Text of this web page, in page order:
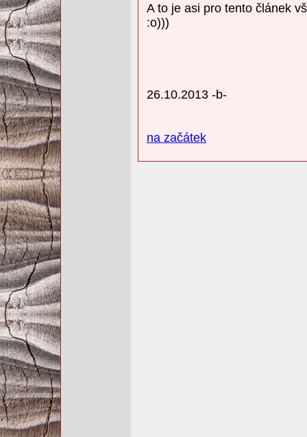
A to je asi pro tento článek
:o)))
26.10.2013 -b-
na začátek